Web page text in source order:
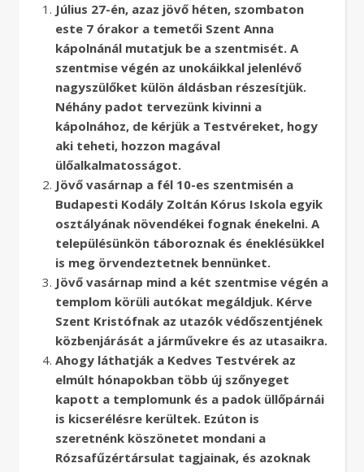
Július 27-én, azaz jövő héten, szombaton
este 7 órakor a temetői Szent Anna
kápolnánál mutatjuk be a szentmisét. A
szentmise végén az unokáikkal jelenlévő
nagyszülőket külön áldásban részesítjük.
Néhány padot tervezünk kivinni a
kápolnához, de kérjük a Testvéreket, hogy
aki teheti, hozzon magával
ülőalkalmatosságot.
Jövő vasárnap a fél 10-es szentmisén a
Budapesti Kodály Zoltán Kórus Iskola egyik
osztályának növendékei fognak énekelni. A
településünkön táboroznak és éneklésükkel
is meg örvendeztetnek bennünket.
Jövő vasárnap mind a két szentmise végén a
templom körüli autókat megáldjuk. Kérve
Szent Kristófnak az utazók védőszentjének
közbenjárását a járművekre és az utasaikra.
Ahogy láthatják a Kedves Testvérek az
elmúlt hónapokban több új szőnyeget
kapott a templomunk és a padok üllőpárnái
is kicserélésre kerültek. Ezúton is
szeretnénk köszönetet mondani a
Rózsafűzértársulat tagjainak, és azoknak